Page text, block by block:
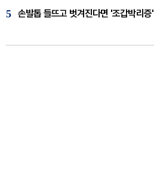
5 손발톱 들뜨고 벗겨진다면 '조갑박리